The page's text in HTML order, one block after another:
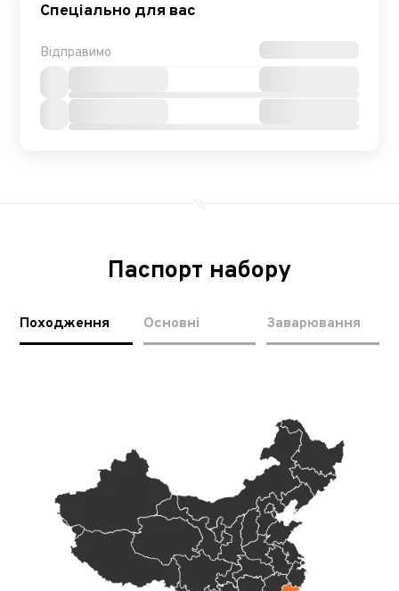
Спеціально для вас
Відправимо
Паспорт набору
Походження Основні Заварювання